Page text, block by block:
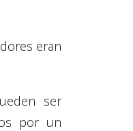
eran
ser
por un